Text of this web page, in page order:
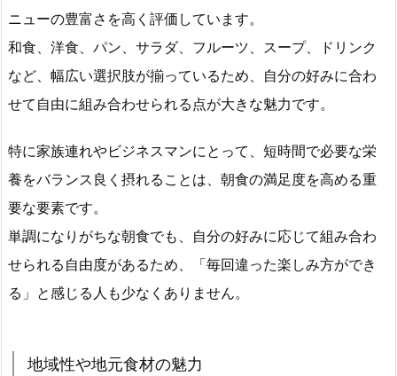
ニューの豊富さを高く評価しています。
和食、洋食、パン、サラダ、フルーツ、スープ、ドリンク
など、幅広い選択肢が揃っているため、自分の好みに合わ
せて自由に組み合わせられる点が大きな魅力です。
特に家族連れやビジネスマンにとって、短時間で必要な栄
養をバランス良く摂れることは、朝食の満足度を高める重
要な要素です。
単調になりがちな朝食でも、自分の好みに応じて組み合わ
せられる自由度があるため、「毎回違った楽しみ方ができ
る」と感じる人も少なくありません。
地域性や地元食材の魅力